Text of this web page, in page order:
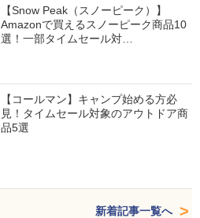
【Snow Peak（スノーピーク）】
Amazonで買えるスノーピーク商品10
選！一部タイムセール対…
【コールマン】キャンプ始める方必
見！タイムセール対象のアウトドア商
品5選
新着記事一覧へ